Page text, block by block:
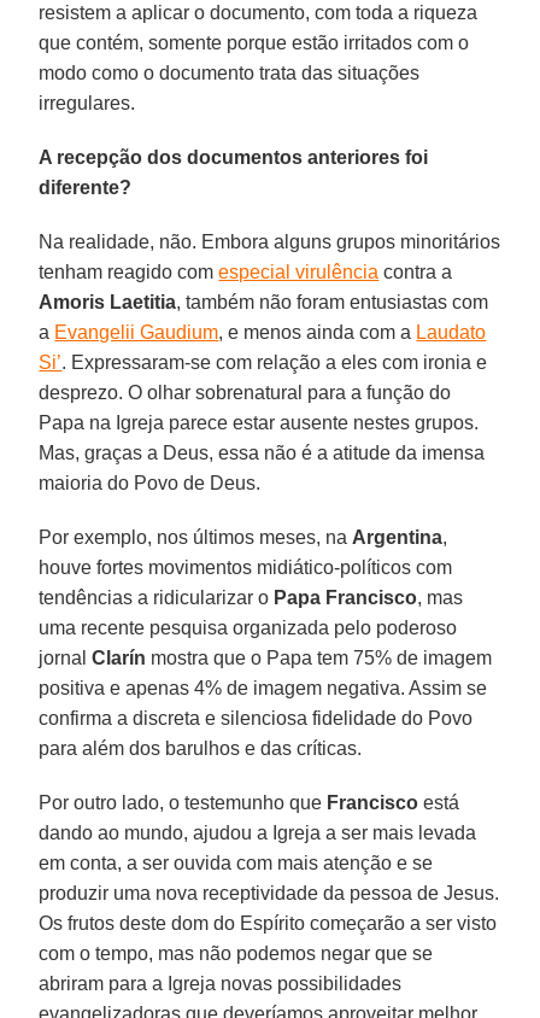
resistem a aplicar o documento, com toda a riqueza
que contém, somente porque estão irritados com o
modo como o documento trata das situações
irregulares.
A recepção dos documentos anteriores foi
diferente?
Na realidade, não. Embora alguns grupos minoritários
tenham reagido comespecial virulência contra a
Amoris Laetitia, também não foram entusiastas com
a Evangelii Gaudium, e menos ainda com a Laudato
Si’. Expressaram-se com relação a eles com ironia e
desprezo. O olhar sobrenatural para a função do
Papa na Igreja parece estar ausente nestes grupos.
Mas, graças a Deus, essa não é a atitude da imensa
maioria do Povo de Deus.
Por exemplo, nos últimos meses, na Argentina,
houve fortes movimentos midiático-políticos com
tendências a ridicularizar o Papa Francisco, mas
uma recente pesquisa organizada pelo poderoso
jornalClarín mostra que o Papa tem 75% de imagem
positiva e apenas 4% de imagem negativa. Assim se
confirma a discreta e silenciosa fidelidade do Povo
para além dos barulhos e das críticas.
Por outro lado, o testemunho que Francisco está
dando ao mundo, ajudou a Igreja a ser mais levada
em conta, a ser ouvida com mais atenção e se
produzir uma nova receptividade da pessoa de Jesus.
Os frutos deste dom do Espírito começarão a ser visto
com o tempo, mas não podemos negar que se
abriram para a Igreja novas possibilidades
evangelizadoras que deveríamos aproveitar melhor.